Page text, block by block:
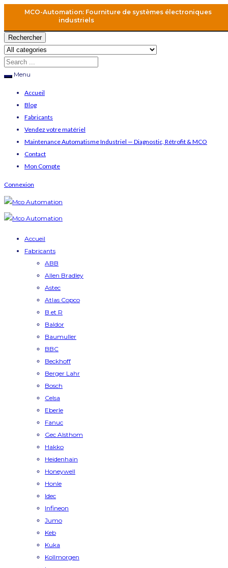
MCO-Automation: Fourniture de systèmes électroniques
industriels
Rechercher
Menu
Accueil
Blog
Fabricants
Vendez votre matériel
Maintenance Automatisme Industriel — Diagnostic, Rétrofit & MCO
Contact
Mon Compte
Connexion
Accueil
Fabricants
ABB
Allen Bradley
Astec
Atlas Copco
B et R
Baldor
Baumuller
BBC
Beckhoff
Berger Lahr
Bosch
Celsa
Eberle
Fanuc
Gec Alsthom
Hakko
Heidenhain
Honeywell
Honle
Idec
Infineon
Jumo
Keb
Kuka
Kollmorgen